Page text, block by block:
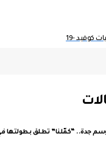
كوفيد -19
جدة.. “كمّلنا” تطلق بطولتها في